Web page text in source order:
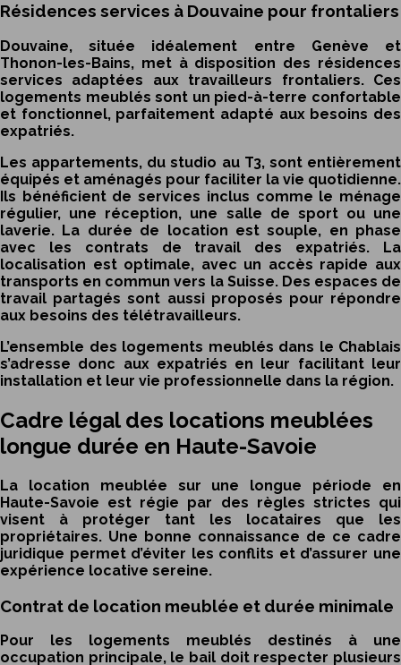
Résidences services à Douvaine pour frontaliers
Douvaine, située idéalement entre Genève et
Thonon-les-Bains, met à disposition des résidences
services adaptées aux travailleurs frontaliers. Ces
logements meublés sont un pied-à-terre confortable
et fonctionnel, parfaitement adapté aux besoins des
expatriés.
Les appartements, du studio au T3, sont entièrement
équipés et aménagés pour faciliter la vie quotidienne.
Ils bénéficient de services inclus comme le ménage
régulier, une réception, une salle de sport ou une
laverie. La durée de location est souple, en phase
avec les contrats de travail des expatriés. La
localisation est optimale, avec un accès rapide aux
transports en commun vers la Suisse. Des espaces de
travail partagés sont aussi proposés pour répondre
aux besoins des télétravailleurs.
L’ensemble des logements meublés dans le Chablais
s’adresse donc aux expatriés en leur facilitant leur
installation et leur vie professionnelle dans la région.
Cadre légal des locations meublées
longue durée en Haute-Savoie
La location meublée sur une longue période en
Haute-Savoie est régie par des règles strictes qui
visent à protéger tant les locataires que les
propriétaires. Une bonne connaissance de ce cadre
juridique permet d’éviter les conflits et d’assurer une
expérience locative sereine.
Contrat de location meublée et durée minimale
Pour les logements meublés destinés à une
occupation principale, le bail doit respecter plusieurs